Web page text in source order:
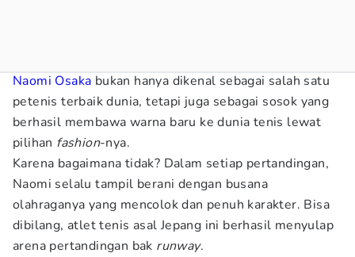
Naomi Osaka bukan hanya dikenal sebagai salah satu
petenis terbaik dunia, tetapi juga sebagai sosok yang
berhasil membawa warna baru ke dunia tenis lewat
pilihan fashion-nya.
Karena bagaimana tidak? Dalam setiap pertandingan,
Naomi selalu tampil berani dengan busana
olahraganya yang mencolok dan penuh karakter. Bisa
dibilang, atlet tenis asal Jepang ini berhasil menyulap
arena pertandingan bak runway.